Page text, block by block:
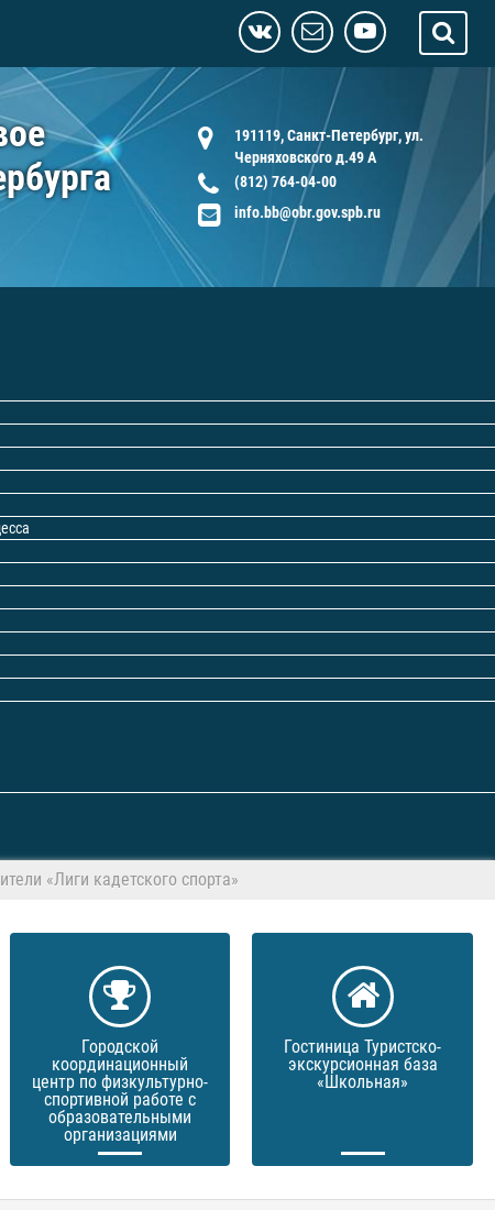
191119, Санкт-Петербург, ул.
Черняховского д.49 А
(812) 764-04-00
info.bb@obr.gov.spb.ru
«Лиги кадетского спорта»
Городской
координационный
центр по физкультурно-
спортивной работе с
образовательными
организациями
Гостиница Туристско-
экскурсионная база
«Школьная»